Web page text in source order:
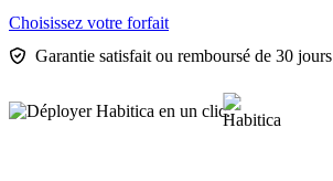
Choisissez votre forfait
Garantie satisfait ou remboursé de 30 jours